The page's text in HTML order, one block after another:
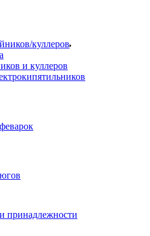
куллеров
и куллеров
принадлежности